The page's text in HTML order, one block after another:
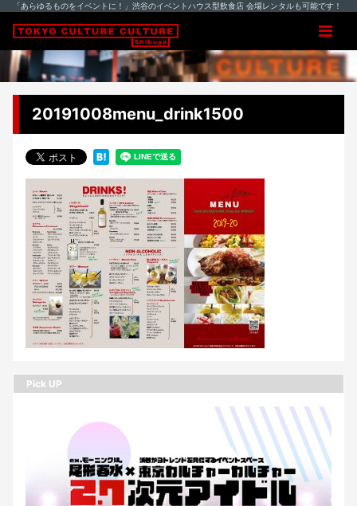
「あらゆるものをイベントに！」渋谷のイベントハウス型飲食店 会場レンタルも可能です！
20191008menu_drink1500
Pick UP